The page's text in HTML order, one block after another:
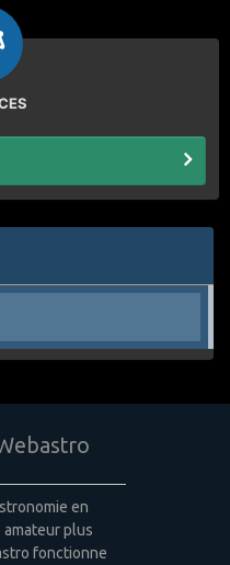
en
plus
fonctionne